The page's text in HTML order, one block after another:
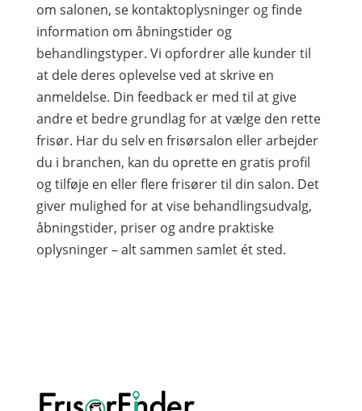
om salonen, se kontaktoplysninger og finde
information om åbningstider og
behandlingstyper. Vi opfordrer alle kunder til
at dele deres oplevelse ved at skrive en
anmeldelse. Din feedback er med til at give
andre et bedre grundlag for at vælge den rette
frisør. Har du selv en frisørsalon eller arbejder
du i branchen, kan du oprette en gratis profil
og tilføje en eller flere frisører til din salon. Det
giver mulighed for at vise behandlingsudvalg,
åbningstider, priser og andre praktiske
oplysninger – alt sammen samlet ét sted.